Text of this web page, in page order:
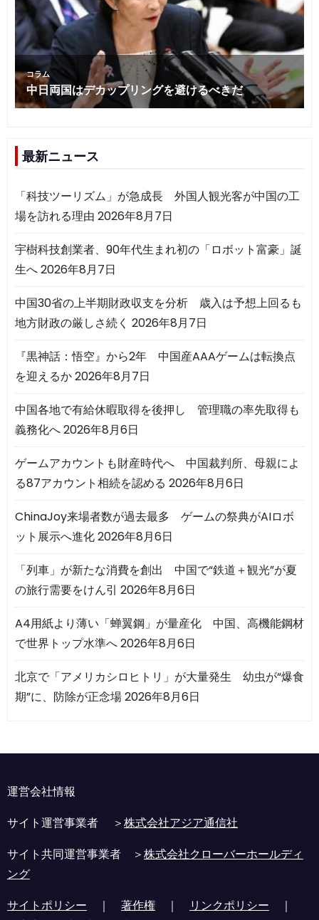
最新ニュース
「科技ツーリズム」が急成長 外国人観光客が中国の工
場を訪れる理由 2026年8月7日
宇樹科技創業者、90年代生まれ初の「ロボット富豪」誕
生へ2026年8月7日
中国30省の上半期財政収支を分析 歳入は予想上回るも
地方財政の厳しさ続く 2026年8月7日
『黒神話：悟空』から2年 中国産AAAゲームは転換点
を迎えるか2026年8月7日
中国各地で有給休暇取得を後押し 管理職の率先取得も
義務化へ2026年8月6日
ゲームアカウントも財産時代へ 中国裁判所、母親によ
る87アカウント相続を認める 2026年8月6日
ChinaJoy来場者数が過去最多 ゲームの祭典がAIロボ
ット展示へ進化2026年8月6日
「列車」が新たな消費を創出 中国で“鉄道＋観光”が夏
の旅行需要をけん引 2026年8月6日
A4用紙より薄い「蝉翼鋼」が量産化 中国、高機能鋼材
で世界トップ水準へ2026年8月6日
北京で「アメリカシロヒトリ」が大量発生 幼虫が“爆食
期”に、防除が正念場2026年8月6日
運営会社情報
サイト運営事業者 ＞株式会社アジア通信社
サイト共同運営事業者 ＞株式会社クローバーホールディ
ング
サイトポリシー ｜ 著作権 ｜ リンクポリシー ｜